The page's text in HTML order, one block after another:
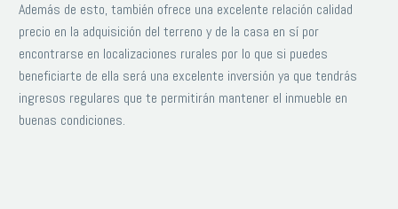
Además de esto, también ofrece una excelente relación calidad
precio en la adquisición del terreno y de la casa en sí por
encontrarse en localizaciones rurales por lo que si puedes
beneficiarte de ella será una excelente inversión ya que tendrás
ingresos regulares que te permitirán mantener el inmueble en
buenas condiciones.